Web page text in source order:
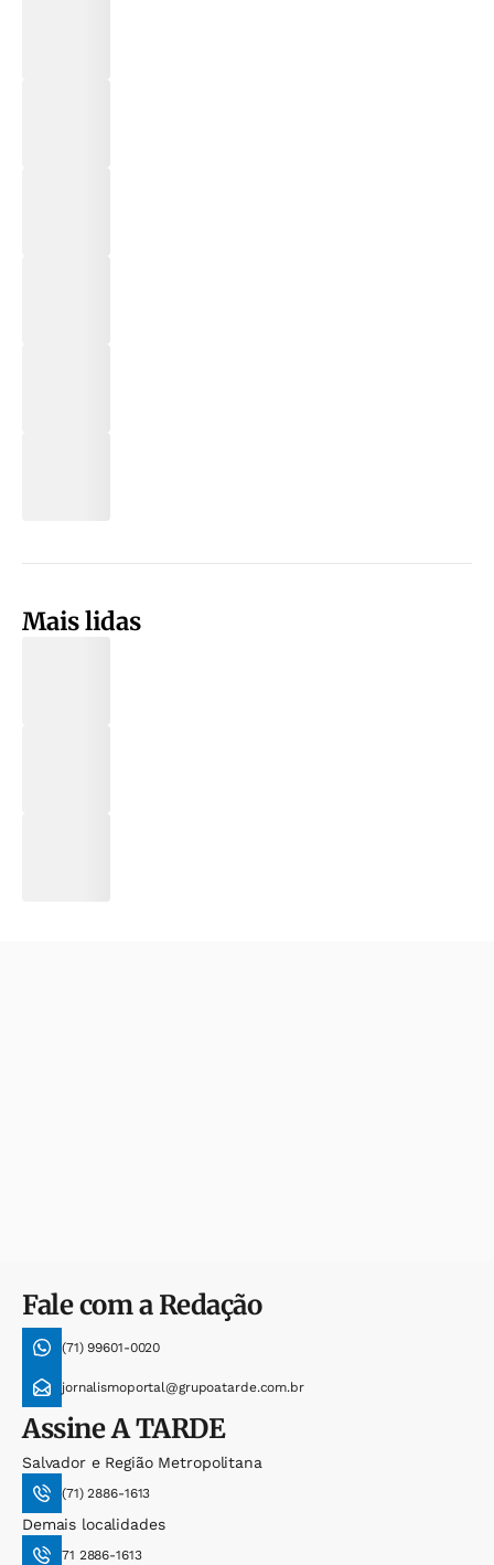
Mais lidas
Fale com a Redação
(71) 99601-0020
jornalismoportal@grupoatarde.com.br
AssineA TARDE
Salvador e Região Metropolitana
(71) 2886-1613
Demais localidades
71 2886-1613